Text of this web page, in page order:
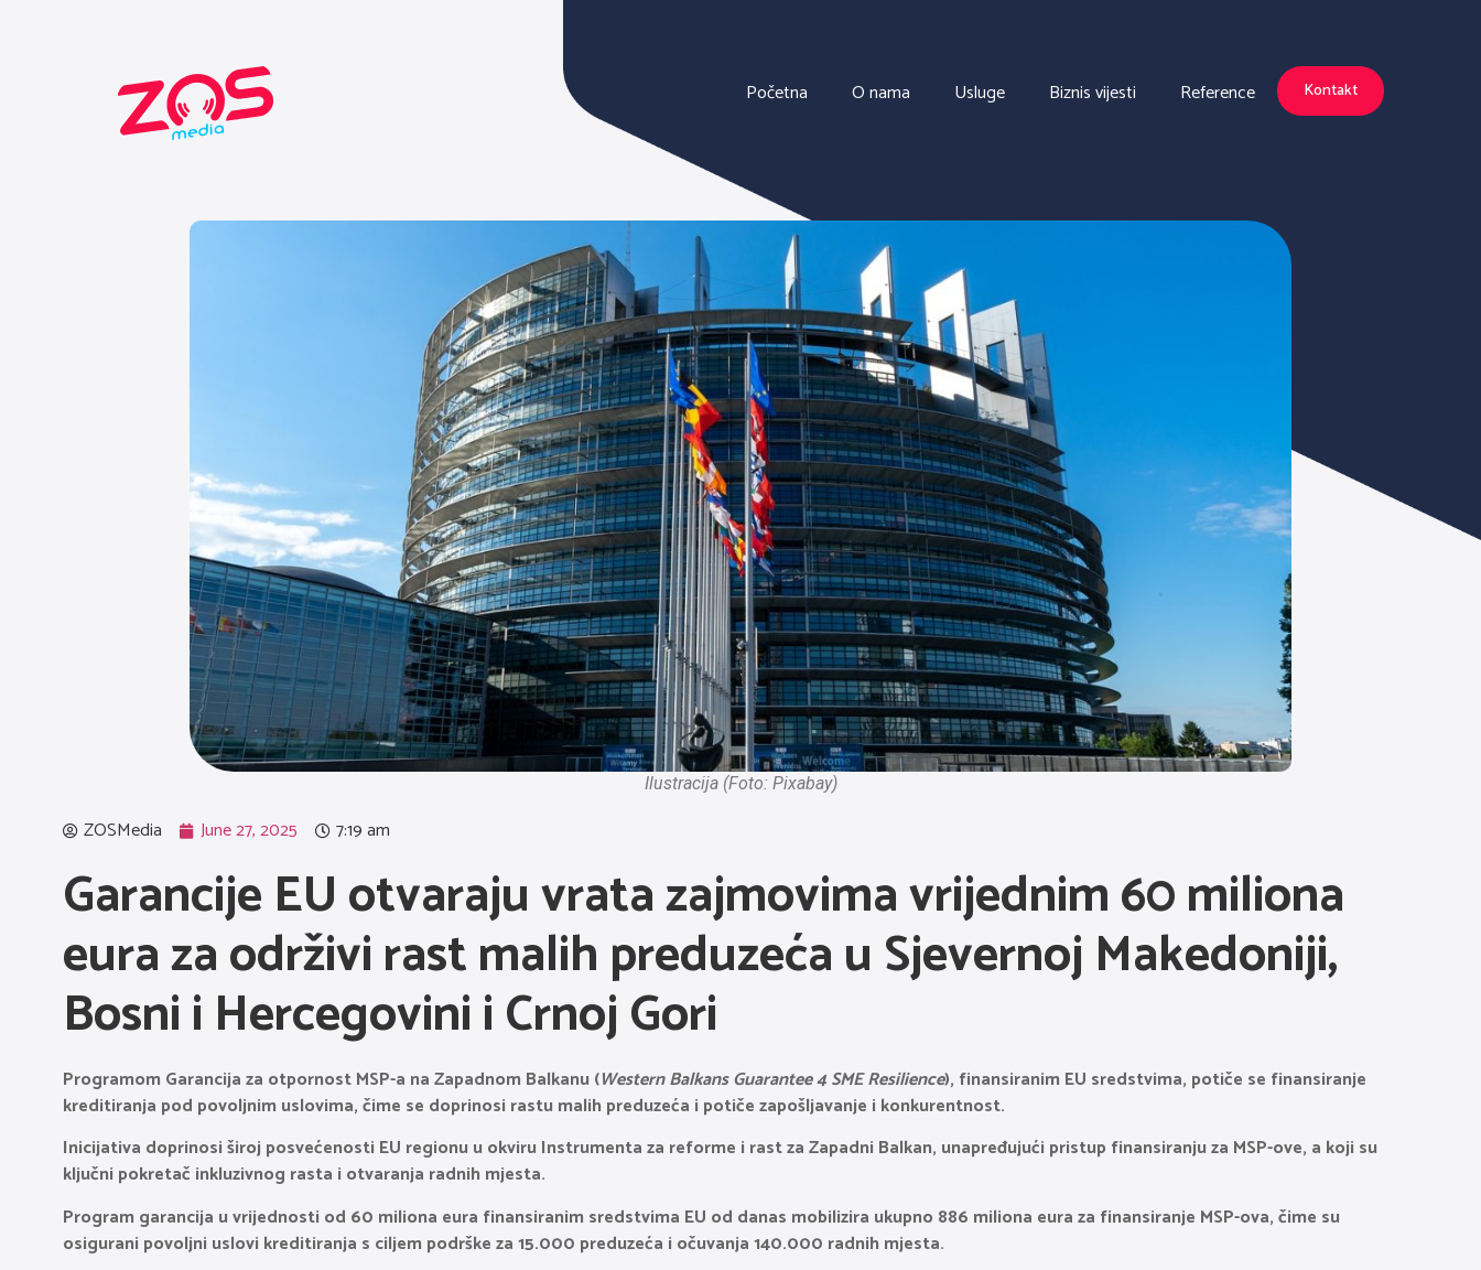
Početna O nama Usluge Biznis vijesti Reference Kontakt
Ilustracija (Foto: Pixabay)
ZOSMedia June 27, 2025 7:19 am
Garancije EU otvaraju vrata zajmovima vrijednim 60 miliona
eura za održivi rast malih preduzeća u Sjevernoj Makedoniji,
Bosni i Hercegovini i Crnoj Gori
Programom Garancija za otpornost MSP-a na Zapadnom Balkanu (Western Balkans Guarantee 4 SME Resilience), finansiranim EU sredstvima, potiče se finansiranje
kreditiranja pod povoljnim uslovima, čime se doprinosi rastu malih preduzeća i potiče zapošljavanje i konkurentnost.
Inicijativa doprinosi široj posvećenosti EU regionu u okviru Instrumenta za reforme i rast za Zapadni Balkan, unapređujući pristup finansiranju za MSP-ove, a koji su
ključni pokretač inkluzivnog rasta i otvaranja radnih mjesta.
Program garancija u vrijednosti od 60 miliona eura finansiranim sredstvima EU od danas mobilizira ukupno 886 miliona eura za finansiranje MSP-ova, čime su
osigurani povoljni uslovi kreditiranja s ciljem podrške za 15.000 preduzeća i očuvanja 140.000 radnih mjesta.